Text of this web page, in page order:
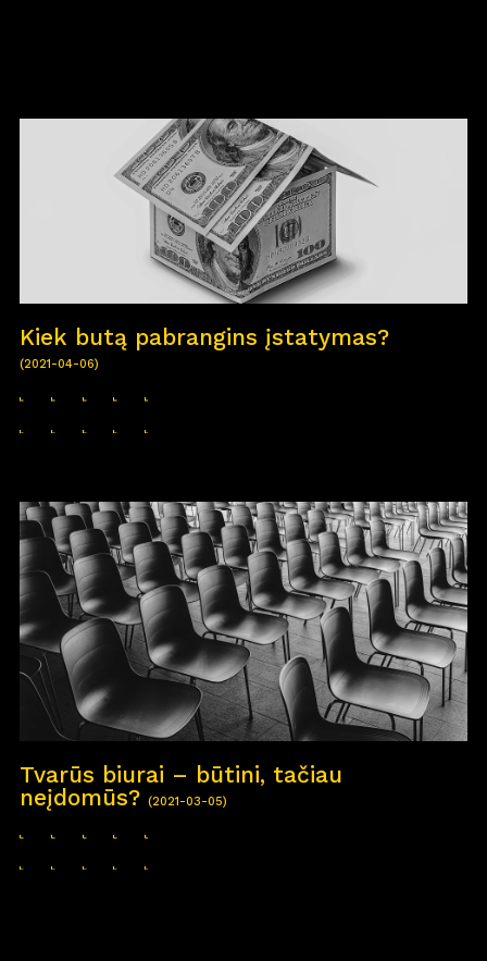
Kiek butą pabrangins įstatymas?
(2021-04-06)
Tvarūs biurai – būtini, tačiau
neįdomūs? (2021-03-05)